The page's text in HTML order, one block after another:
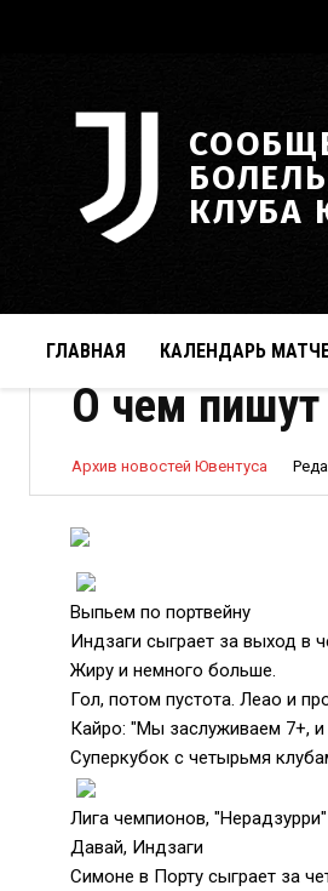
КЛУБА
ГЛАВНАЯ КАЛЕНДАРЬ
О чем
Архив новостей Ювентуса
Выпьем по портвейну
Индзаги сыграет за выход в
Жиру и немного больше.
Гол, потом пустота. Леао и
Кайро: "Мы заслуживаем 7+, и
Суперкубок с четырьмя
Лига чемпионов,
Давай, Индзаги
Симоне в Порту сыграет за